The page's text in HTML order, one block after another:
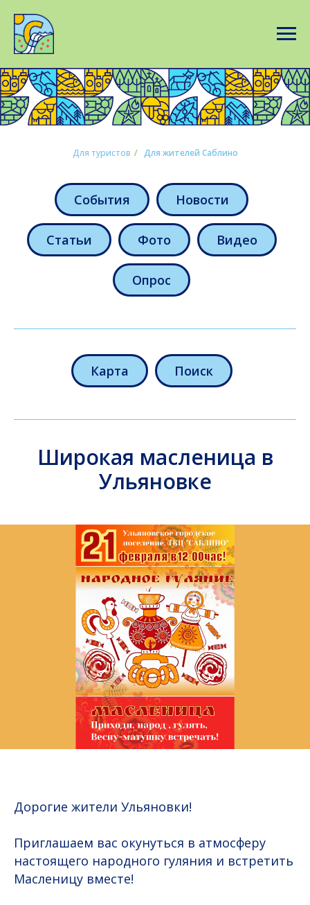
Для туристов / Для жителей Саблино
События Новости
Статьи Фото Видео
Опрос
Карта Поиск
Широкая масленица в
Ульяновке
Дорогие жители Ульяновки!
Приглашаем вас окунуться в атмосферу
настоящего народного гуляния и встретить
Масленицу вместе!